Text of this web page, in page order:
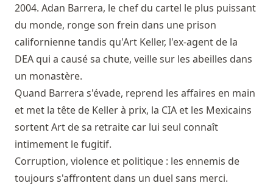
2004. Adan Barrera, le chef du cartel le plus puissant
du monde, ronge son frein dans une prison
californienne tandis qu'Art Keller, l'ex-agent de la
DEA qui a causé sa chute, veille sur les abeilles dans
un monastère.
Quand Barrera s'évade, reprend les affaires en main
et met la tête de Keller à prix, la CIA et les Mexicains
sortent Art de sa retraite car lui seul connaît
intimement le fugitif.
Corruption, violence et politique : les ennemis de
toujours s'affrontent dans un duel sans merci.